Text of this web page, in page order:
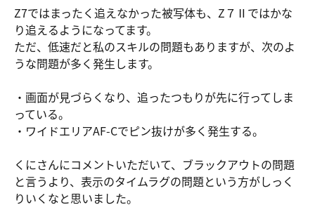
Z7ではまったく追えなかった被写体も、Z７Ⅱではかな
り追えるようになってます。
ただ、低速だと私のスキルの問題もありますが、次のよ
うな問題が多く発生します。
・画面が見づらくなり、追ったつもりが先に行ってしま
っている。
・ワイドエリアAF-Cでピン抜けが多く発生する。
くにさんにコメントいただいて、ブラックアウトの問題
と言うより、表示のタイムラグの問題という方がしっく
りいくなと思いました。